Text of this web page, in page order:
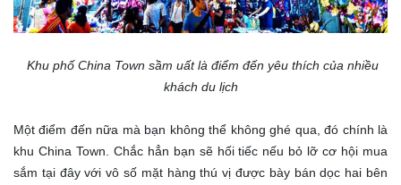
Khu phố China Town sầm uất là điểm đến yêu thích của nhiều
khách du lịch
Một điểm đến nữa mà bạn không thể không ghé qua, đó chính là
khu China Town. Chắc hẳn bạn sẽ hối tiếc nếu bỏ lỡ cơ hội mua
sắm tại đây với vô số mặt hàng thú vị được bày bán dọc hai bên